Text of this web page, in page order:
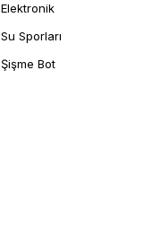
Elektronik
Su Sporları
Şişme Bot